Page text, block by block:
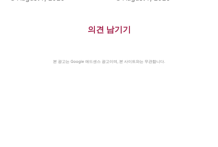
의견 남기기
본 광고는 Google 애드센스 광고이며, 본 사이트와는 무관합니다.